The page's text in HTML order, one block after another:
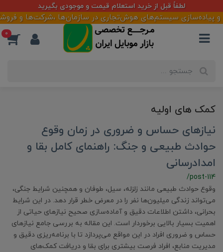
لطفاً قبل از خرید استعلام قیمت و موجودی بگیرید
پیاده‌سازی سیستم‌های هوش‌تجاری در سازمان‌ها ،شرکت‌ها و
0
کمک های اولیه
نیازهای حساس و ضروری در زمان وقوع
حوادث طبیعی و جنگ: راهنمای کامل بقا و
امدادرسانی
/post-114
وقوع حوادث طبیعی مانند زلزله، سیل، طوفان و همچنین شرایط جنگی،
می‌تواند زندگی میلیون‌ها نفر را در معرض خطر قرار دهد. در این شرایط
بحرانی، داشتن اطلاعات دقیق و آماده‌سازی صحیح نیازهای حیاتی از
اهمیت بسیار بالایی برخوردار است. این مقاله به بررسی جامع نیازهای
حساس و ضروری افراد در این مواقع می‌پردازد تا با برنامه‌ریزی دقیق و
مدیریت منابع، افراد فرصت بیشتری برای بقا و دریافت کمک‌های